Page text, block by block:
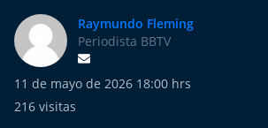
Realizadores
Retropop
Raymundo Fleming
Periodista BBTV
11 de mayo de 2026 18:00 hrs
216 visitas